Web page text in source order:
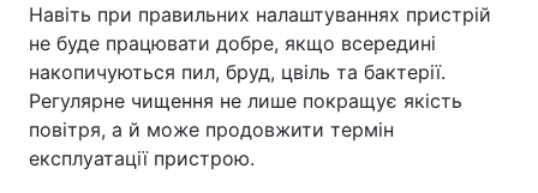
Навіть при правильних налаштуваннях пристрій
не буде працювати добре, якщо всередині
накопичуються пил, бруд, цвіль та бактерії.
Регулярне чищення не лише покращує якість
повітря, а й може продовжити термін
експлуатації пристрою.